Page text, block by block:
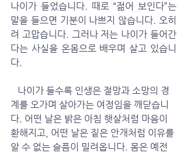
나이가 들었습니다. 때로 “젊어 보인다”는
말을 들으면 기분이 나쁘지 않습니다. 오히
려 고맙습니다. 그러나 저는 나이가 들어간
다는 사실을 온몸으로 배우며 살고 있습니
다.
계를 오가며 살아가는 여정임을 깨닫습니
다. 어떤 날은 밝은 아침 햇살처럼 마음이
환해지고, 어떤 날은 짙은 안개처럼 이유를
알 수 없는 슬픔이 밀려옵니다. 몸은 예전